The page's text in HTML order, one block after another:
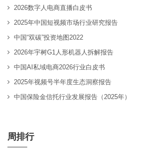
2026数字人电商直播白皮书
2025年中国短视频市场行业研究报告
中国“双碳”投资地图2022
2026年宇树G1人形机器人拆解报告
中国AI私域电商2026行业白皮书
2025年视频号半年度生态洞察报告
中国保险金信托行业发展报告（2025年）
周排行